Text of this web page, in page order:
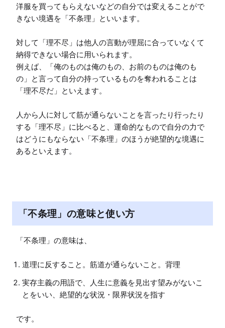
洋服を買ってもらえないなどの自分では変えることがで
きない境遇を「不条理」といいます。
対して「理不尽」は他人の言動が理屈に合っていなくて
納得できない場合に用いられます。
例えば、「俺のものは俺のもの、お前のものは俺のも
の」と言って自分の持っているものを奪われることは
「理不尽だ」といえます。
人から人に対して筋が通らないことを言ったり行ったり
する「理不尽」に比べると、運命的なもので自分の力で
はどうにもならない「不条理」のほうが絶望的な境遇に
あるといえます。
「不条理」の意味と使い方
「不条理」の意味は、
道理に反すること。筋道が通らないこと。背理
実存主義の用語で、人生に意義を見出す望みがないこ
とをいい、絶望的な状況・限界状況を指す
です。